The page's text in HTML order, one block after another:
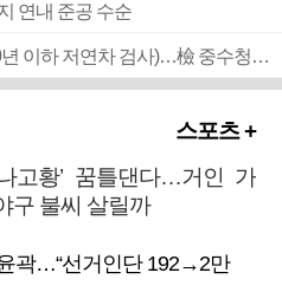
연내 준공 수순
■ 검사 신분 버리고 직급하향(10년 이하 저연차 검사)…檢 중수청행 기피
스포츠 +
나고황’ 꿈틀댄다…거인 가
구 불씨 살릴까
곽…“선거인단 192→2만